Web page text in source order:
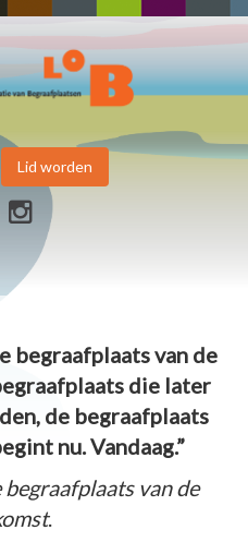
Lid worden
begraafplaats van de
die later
de begraafplaats
nu. Vandaag.”
begraafplaats van de
.